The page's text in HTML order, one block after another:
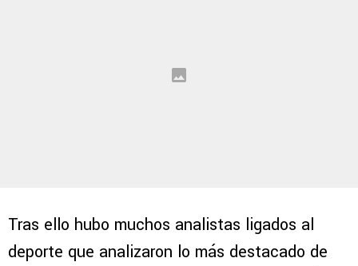
Tras ello hubo muchos analistas ligados al
deporte que analizaron lo más destacado de